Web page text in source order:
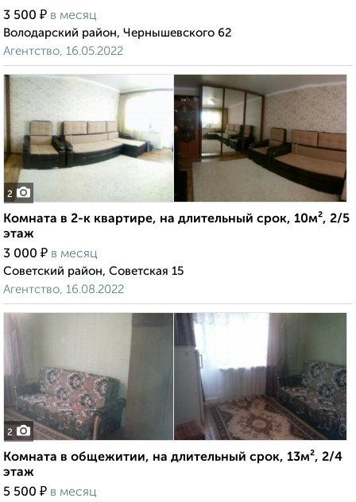
3 500 ₽ в месяц
Володарский район, Чернышевского 62
Агентство, 16.05.2022
2
Комната в 2-к квартире, на длительный срок, 10м², 2/5
этаж
3 000 ₽ в месяц
Советский район, Советская 15
Агентство, 16.08.2022
2
Комната в общежитии, на длительный срок, 13м², 2/4
этаж
5 500 ₽ в месяц